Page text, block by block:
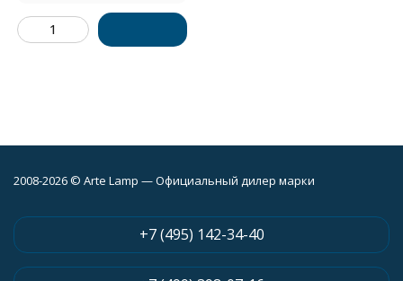
2008-2026 © Arte Lamp — Официальный дилер марки
+7 (495) 142-34-40